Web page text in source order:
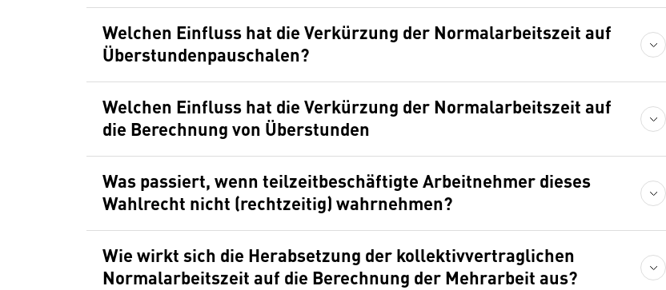
Welchen Einfluss hat die Verkürzung der Normalarbeitszeit auf
Überstundenpauschalen?
Welchen Einfluss hat die Verkürzung der Normalarbeitszeit auf
die Berechnung von Überstunden
Was passiert, wenn teilzeitbeschäftigte Arbeitnehmer dieses
Wahlrecht nicht (rechtzeitig) wahrnehmen?
Wie wirkt sich die Herabsetzung der kollektivvertraglichen
Normalarbeitszeit auf die Berechnung der Mehrarbeit aus?